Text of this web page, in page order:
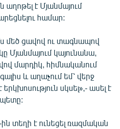
է Մյանմայում
համար:
մեծ ցավով ու տագնապով
Մյանմայում կայունանա,
մարդիկ, հիմնականում
և աղաչում եմ՝ վերջ
սկսել»,- ասել է
տեղի է ունեցել ռազմական